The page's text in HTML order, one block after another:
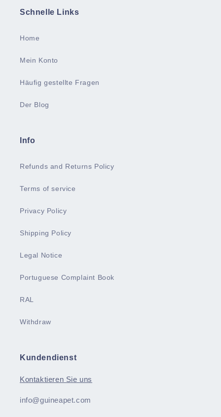
Schnelle Links
Home
Mein Konto
Häufig gestellte Fragen
Der Blog
Info
Refunds and Returns Policy
Terms of service
Privacy Policy
Shipping Policy
Legal Notice
Portuguese Complaint Book
RAL
Withdraw
Kundendienst
Kontaktieren Sie uns
info@guineapet.com